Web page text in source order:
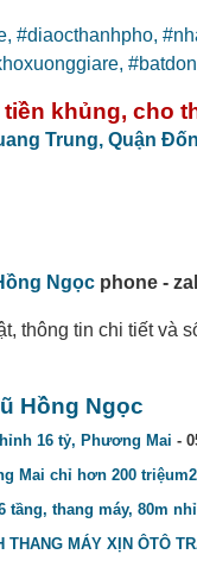
#diaocthanhpho,
khủng, cho
Trung, Quận
Ngọc phone -
thông tin chi tiết và
Hồng Ngọc
16 tỷ, Phương Mai -
Mai chỉ hơn 200
thang máy, 80m
MÁY XỊN ÔTÔ